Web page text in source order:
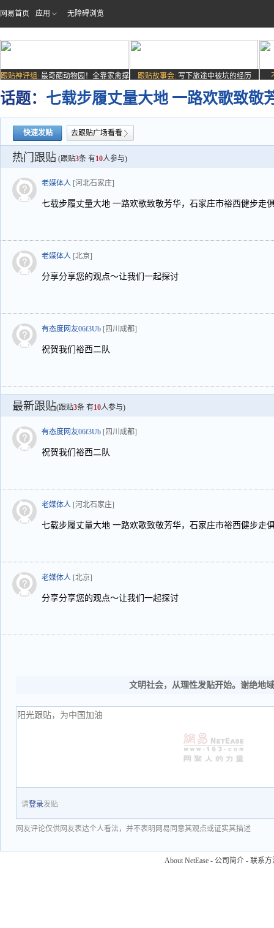
网易首页 应用 无障碍浏览
跟贴神评组: 最奇葩动物园！全靠家禽撑
场子
跟贴故事会: 写下旅途中被坑的经历
话题： 七载步履丈量大地 一路欢歌致敬
快速发贴 去跟贴广场看看
热门跟贴 (跟贴3条 有10人参与)
老媒体人 [河北石家庄]
七载步履丈量大地 一路欢歌致敬芳华，石家庄市裕西健步走
老媒体人 [北京]
分享分享您的观点～让我们一起探讨
有态度网友06f3Ub [四川成都]
祝贺我们裕西二队
最新跟贴(跟贴3条 有10人参与)
有态度网友06f3Ub [四川成都]
祝贺我们裕西二队
老媒体人 [河北石家庄]
七载步履丈量大地 一路欢歌致敬芳华，石家庄市裕西健步走
老媒体人 [北京]
分享分享您的观点～让我们一起探讨
文明社会，从理性发贴开始。谢绝地
请登录发贴
网友评论仅供网友表达个人看法，并不表明网易同意其观点或证实其描述
About NetEase - 公司简介 - 联系方